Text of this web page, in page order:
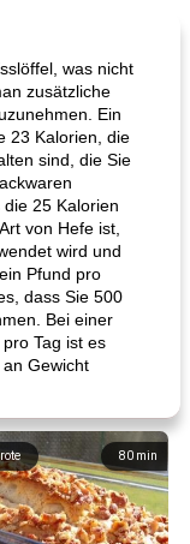
was nicht
zusätzliche
Ein
23 Kalorien, die
sind, die Sie
25 Kalorien
von Hefe ist,
wird und
Pfund pro
dass Sie 500
Bei einer
Tag ist es
Gewicht
80 min